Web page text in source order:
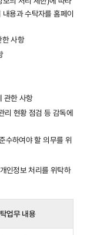
용과 수탁자를 홈페이
한 사항
관한 사항
리 현황 점검 등 감독에
수하여야 할 의무를 위
인정보 처리를 위탁하
업무 내용